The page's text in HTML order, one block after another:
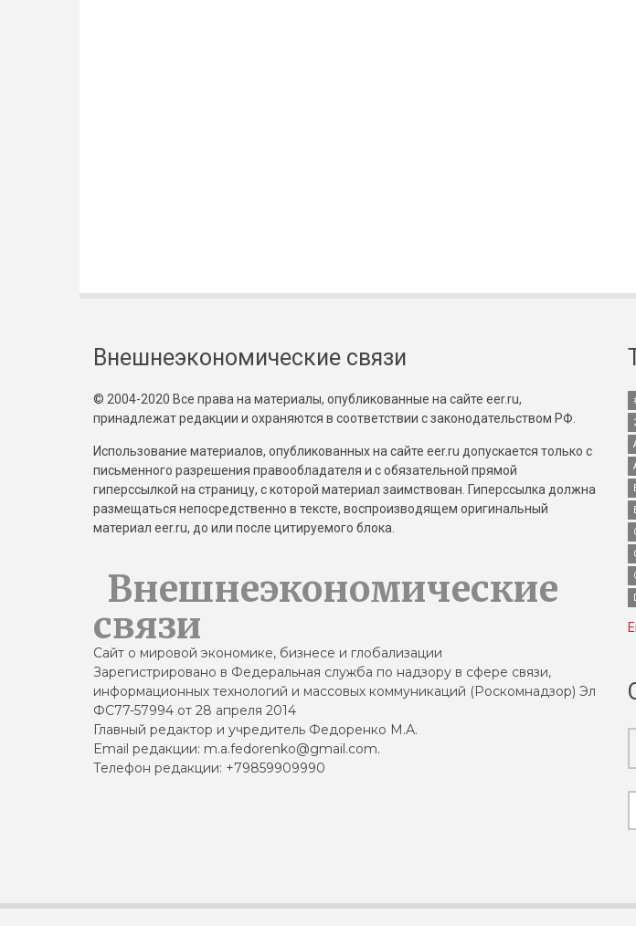
Внешнеэкономические связи
© 2004-2020 Все права на материалы, опубликованные на сайте eer.ru,
принадлежат редакции и охраняются в соответствии с законодательством РФ.
Использование материалов, опубликованных на сайте eer.ru допускается только с
письменного разрешения правообладателя и с обязательной прямой
гиперссылкой на страницу, с которой материал заимствован. Гиперссылка должна
размещаться непосредственно в тексте, воспроизводящем оригинальный
материал eer.ru, до или после цитируемого блока.
Внешнеэкономические
связи
Сайт о мировой экономике, бизнесе и глобализации
Зарегистрировано в Федеральная служба по надзору в сфере связи,
информационных технологий и массовых коммуникаций (Роскомнадзор) Эл
ФС77-57994 от 28 апреля 2014
Главный редактор и учредитель Федоренко М.А.
Email редакции: m.a.fedorenko@gmail.com.
Телефон редакции: +79859909990